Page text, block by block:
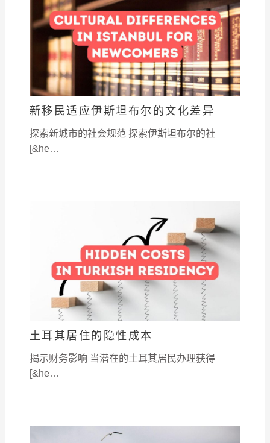
新移民适应伊斯坦布尔的文化差异
探索新城市的社会规范 探索伊斯坦布尔的社
[&he…
土耳其居住的隐性成本
揭示财务影响 当潜在的土耳其居民办理获得
[&he…